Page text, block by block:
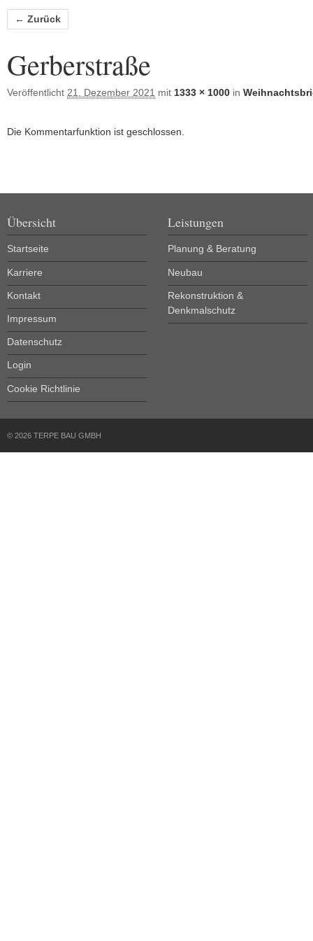
Bilder-Navigation
← Zurück
Gerberstraße
Veröffentlicht 21. Dezember 2021 mit 1333 × 1000 in
Die Kommentarfunktion ist geschlossen.
Übersicht
Startseite
Karriere
Kontakt
Impressum
Datenschutz
Login
Cookie Richtlinie
Leistungen
Planung & Beratung
Neubau
Rekonstruktion &
Denkmalschutz
© 2026 TERPE BAU GMBH